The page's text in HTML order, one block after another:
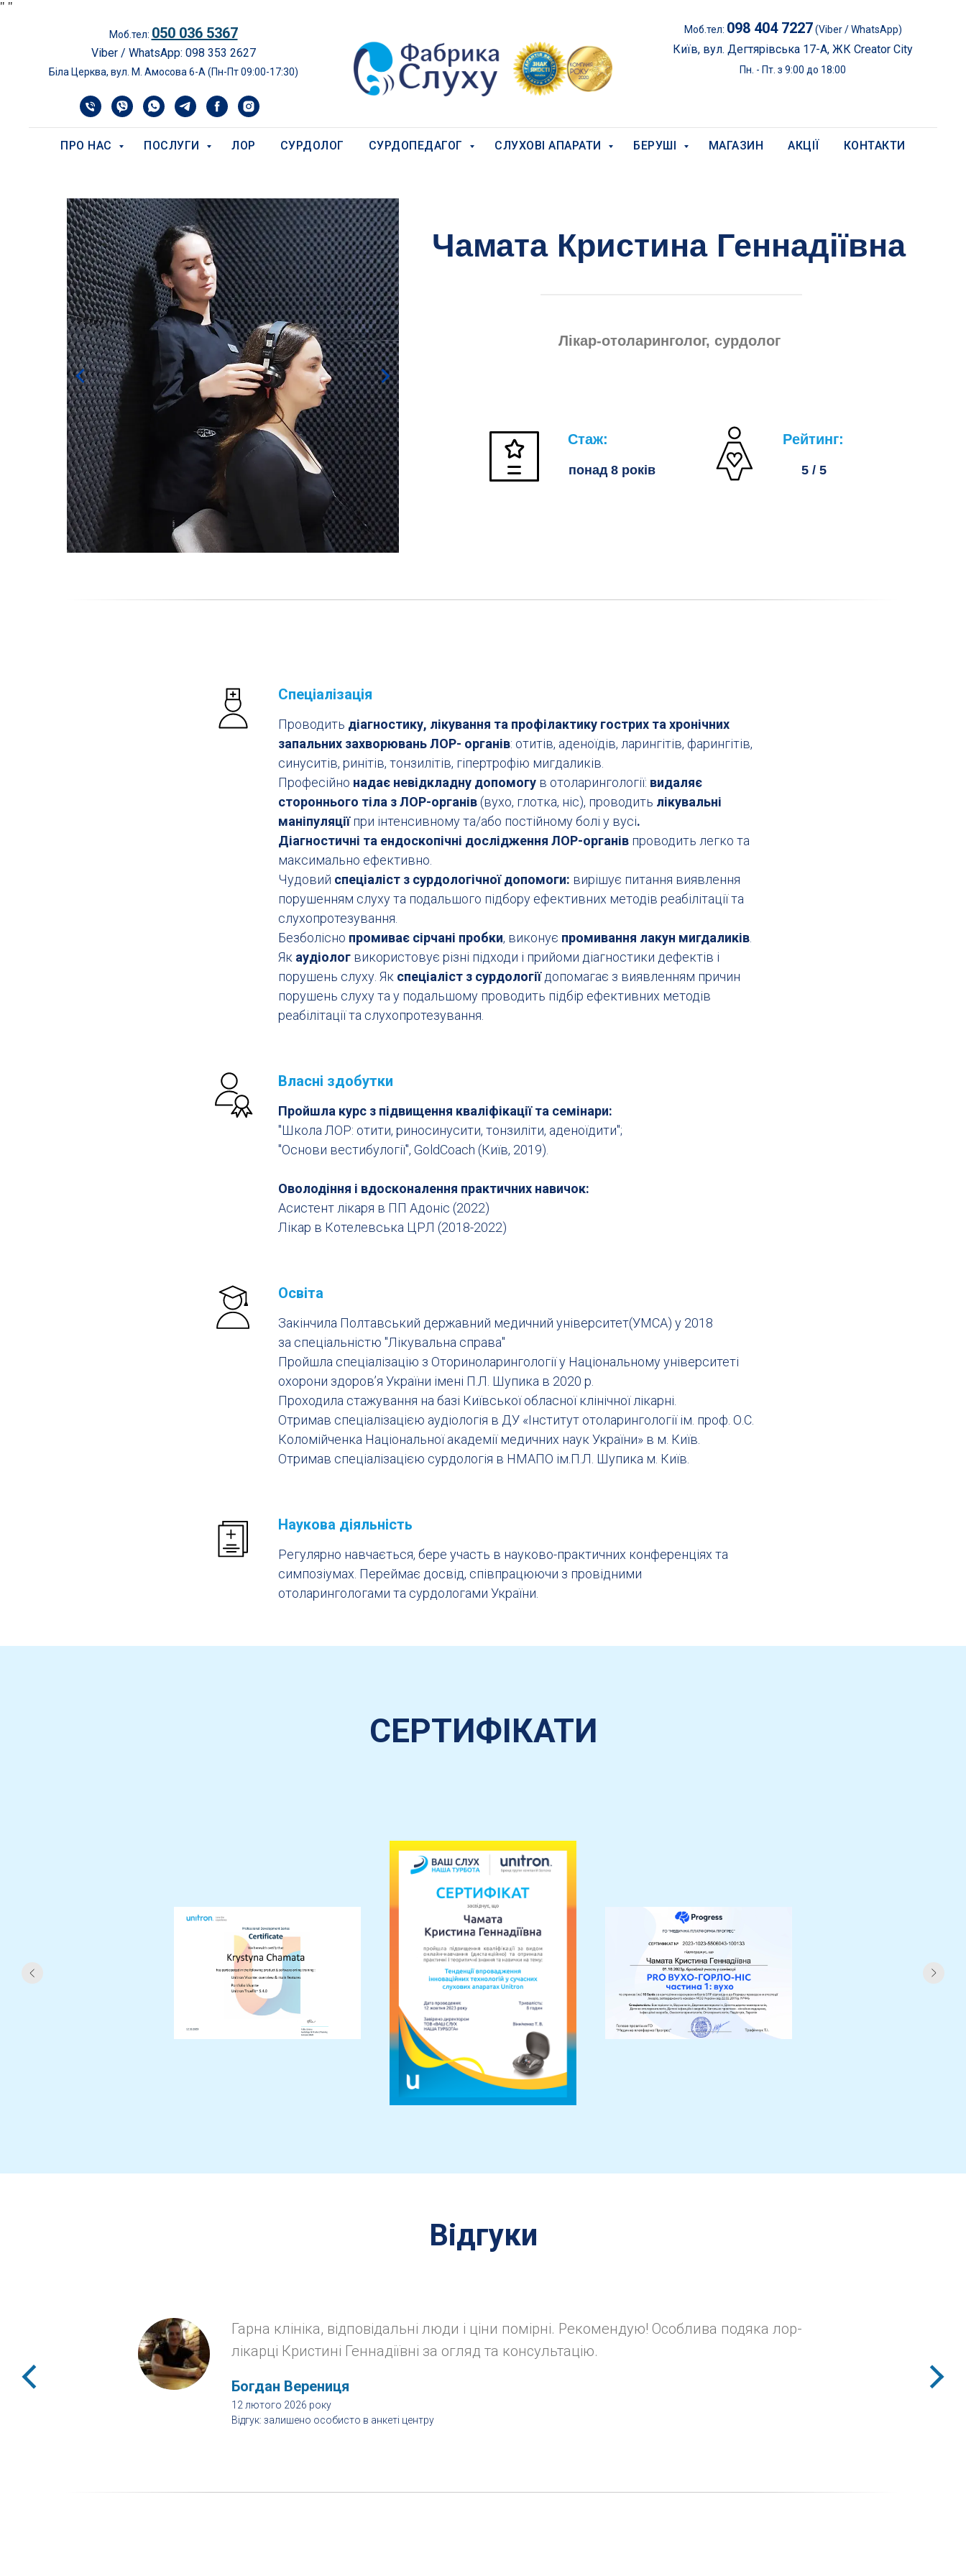
" "
Моб.тел: 050 036 5367
Viber / WhatsApp: 098 353 2627
Біла Церква, вул. М. Амосова 6-А (Пн-Пт 09:00-17:30)
Моб.тел: 098 404 7227 (Viber / WhatsApp)
Київ, вул. Дегтярівська 17-А, ЖК Creator City
Пн. - Пт. з 9:00 до 18:00
ПРО НАС ПОСЛУГИ ЛОР СУРДОЛОГ СУРДОПЕДАГОГ СЛУХОВІ АПАРАТИ БЕРУШІ МАГАЗИН АКЦІЇ КОНТАКТИ
Лікар-отоларинголог, сурдолог
Чамата Кристина Геннадіївна
Стаж:
понад 8 років
Рейтинг:
5 / 5
Спеціалізація
Проводить діагностику, лікування та профілактику гострих та хронічних
запальних захворювань ЛОР- органів: отитів, аденоїдів, ларингітів, фарингітів,
синуситів, ринітів, тонзилітів, гіпертрофію мигдаликів.
Професійно надає невідкладну допомогу в отоларингології: видаляє
стороннього тіла з ЛОР-органів(вухо, глотка, ніс), проводить лікувальні
маніпуляціїпри інтенсивному та/або постійному болі у вусі.
Діагностичні та ендоскопічні дослідження ЛОР-органів проводить легко та
максимально ефективно.
Чудовий спеціаліст з сурдологічної допомоги: вирішує питання виявлення
порушенням слуху та подальшого підбору ефективних методів реабілітації та
слухопротезування.
Безболісно промиває сірчані пробки, виконує промивання лакун мигдаликів
Як аудіолог використовує різні підходи і прийоми діагностики дефектів і
порушень слуху. Як спеціаліст з сурдологіїдопомагає з виявленням причин
порушень слуху та у подальшому проводить підбір ефективних методів
реабілітації та слухопротезування.
Власні здобутки
Пройшла курс з підвищення кваліфікації та семінари:
"Школа ЛОР: отити, риносинусити, тонзиліти, аденоїдити";
"Основи вестибулогії", GoldCoach (Київ, 2019).
Оволодіння і вдосконалення практичних навичок:
Асистент лікаря в ПП Адоніс (2022)
Лікар в Котелевська ЦРЛ (2018-2022)
Освіта
Закінчила Полтавський державний медичний університет(УМСА) у 2018
за спеціальністю "Лікувальна справа"
Пройшла спеціалізацію з Оториноларингології у Національному університеті
охорони здоровʼя України імені П.Л. Шупика в 2020 р.
Проходила стажування на базі Київської обласної клінічної лікарні.
Отримав спеціалізацією аудіологія в ДУ «Інститут отоларингології ім. проф. О.С.
Коломійченка Національної академії медичних наук України» в м. Київ.
Отримав спеціалізацією сурдологія в НМАПО ім.П.Л. Шупика м. Київ.
Наукова діяльність
Регулярно навчається, бере участь в науково-практичних конференціях та
симпозіумах. Переймає досвід, співпрацюючи з провідними
отоларингологами та сурдологами України.
СЕРТИФІКАТИ
Відгуки
Гарна клініка, відповідальні люди і ціни помірні. Рекомендую! Особлива подяка лор-
лікарці Кристині Геннадіївні за огляд та консультацію.
Богдан Верениця
12 лютого 2026 року
Відгук: залишено особисто в анкеті центру